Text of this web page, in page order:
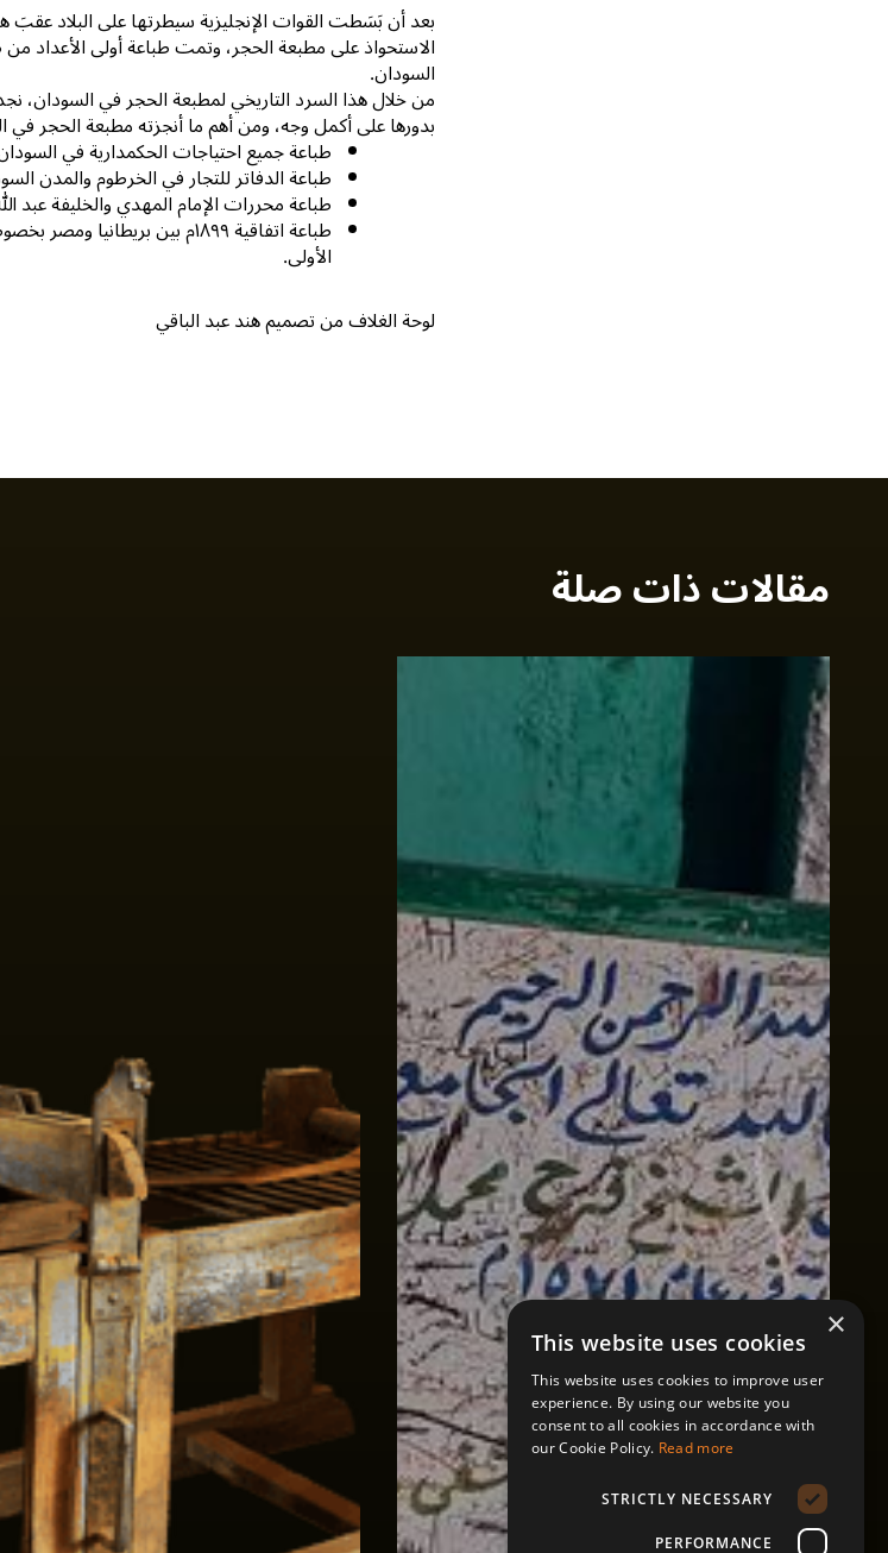
الاستحواذ على مطبعة الحجر، وتمت طباعة أولى الأعداد
السودان.
من خلال هذا السرد التاريخي لمطبعة الحجر في السودان،
بدورها على أكمل وجه، ومن أهم ما أنجزته مطبعة الحجر في
طباعة جميع احتياجات الحكمدارية في
طباعة الدفاتر للتجار في الخرطوم والمدن
طباعة محررات الإمام المهدي والخليفة عبد
طباعة اتفاقية ١٨٩٩م بين
الأولى.
لوحة الغلاف من تصميم هند عبد الباقي
مقالات ذات صلة
×
This website uses cookies
This website uses cookies to improve user
experience. By using our website you
consent to all cookies in accordance with
our Cookie Policy. Read more
STRICTLY NECESSARY
PERFORMANCE